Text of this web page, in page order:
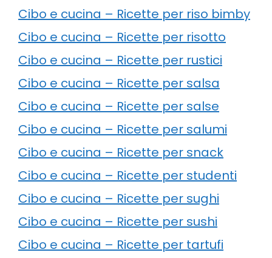
Cibo e cucina – Ricette per riso bimby
Cibo e cucina – Ricette per risotto
Cibo e cucina – Ricette per rustici
Cibo e cucina – Ricette per salsa
Cibo e cucina – Ricette per salse
Cibo e cucina – Ricette per salumi
Cibo e cucina – Ricette per snack
Cibo e cucina – Ricette per studenti
Cibo e cucina – Ricette per sughi
Cibo e cucina – Ricette per sushi
Cibo e cucina – Ricette per tartufi